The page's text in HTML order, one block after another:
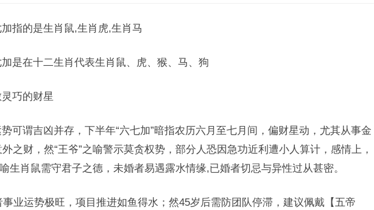
指的是生肖鼠,生肖虎,生肖马
是在十二生肖代表生肖鼠、虎、猴、马、狗
巧的财星
可谓吉凶并存，下半年“六七加”暗指农历六月至七月间，偏财星动，尤其从事金
之财，然“王爷”之喻警示莫贪权势，部分人恐因急功近利遭小人算计，感情上，
生肖鼠需守君子之德，未婚者易遇露水情缘,已婚者切忌与异性过从甚密。
事业运势极旺，项目推进如鱼得水；然45岁后需防团队停滞，建议佩戴【五帝